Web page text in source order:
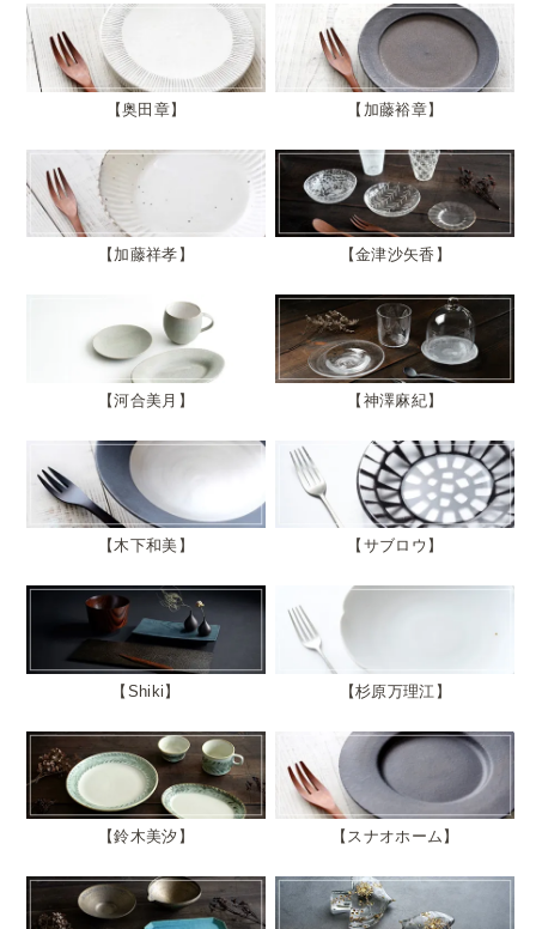
奥田章 加藤裕章
加藤祥孝 金津沙矢香
河合美月 神澤麻紀
木下和美 サブロウ
Shiki 杉原万理江
鈴木美汐 スナオホーム